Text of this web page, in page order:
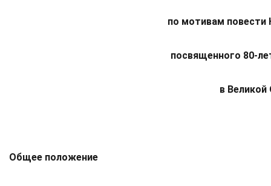
по мотивам повести
посвященного 80-
в Великой
Общее положение